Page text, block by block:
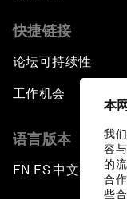
本
我
容
的
合
些
快捷链接
论坛可持续性
工作机会
语言版本
EN ▪ES▪中文▪ 日本語